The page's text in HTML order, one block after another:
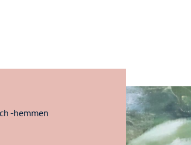
-hemmen